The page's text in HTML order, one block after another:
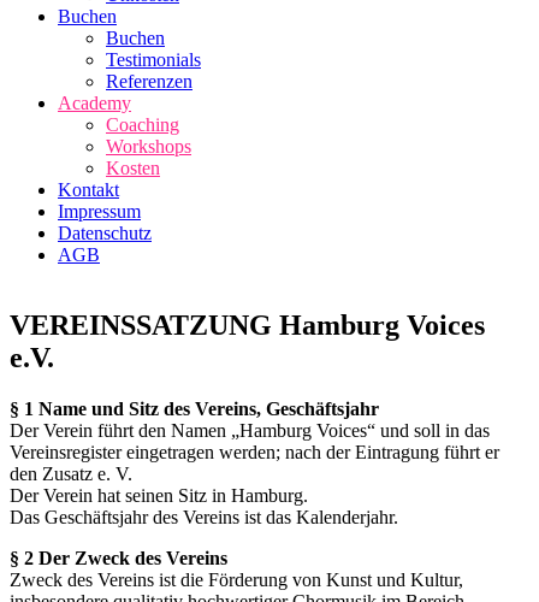
Buchen
Buchen
Testimonials
Referenzen
Academy
Coaching
Workshops
Kosten
Kontakt
Impressum
Datenschutz
AGB
VEREINSSATZUNG Hamburg Voices
e.V.
§ 1 Name und Sitz des Vereins, Geschäftsjahr
Der Verein führt den Namen „Hamburg Voices“ und soll in das
Vereinsregister eingetragen werden; nach der Eintragung führt er
den Zusatz e. V.
Der Verein hat seinen Sitz in Hamburg.
Das Geschäftsjahr des Vereins ist das Kalenderjahr.
§ 2 Der Zweck des Vereins
Zweck des Vereins ist die Förderung von Kunst und Kultur,